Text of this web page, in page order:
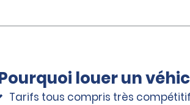
louer un
Tarifs tous compris très compétitif